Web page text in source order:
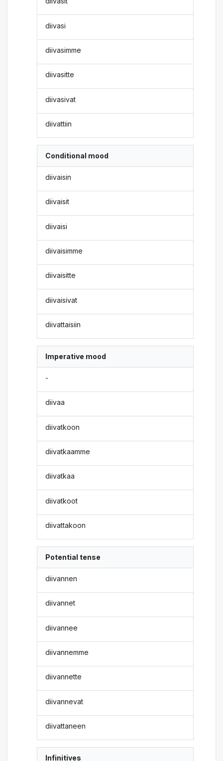
diivasi
diivasimme
diivasitte
diivasivat
diivattiin
Conditional mood
diivaisin
diivaisit
diivaisi
diivaisimme
diivaisitte
diivaisivat
diivattaisiin
Imperative mood
-
diivaa
diivatkoon
diivatkaamme
diivatkaa
diivatkoot
diivattakoon
Potential tense
diivannen
diivannet
diivannee
diivannemme
diivannette
diivannevat
diivattaneen
Infinitives